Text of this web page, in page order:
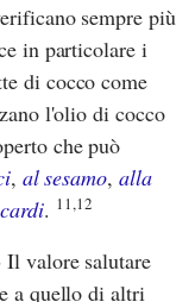
sempre più
in particolare i
di cocco come
l'olio di cocco
che può
, al sesamo,alla
. 11,12
Il valore salutare
a quello di altri